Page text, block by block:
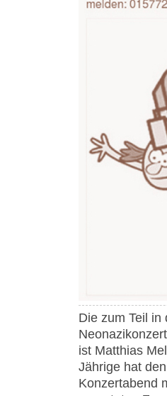
Die zum Teil
ist Matthias
Jährige hat
Konzertabend